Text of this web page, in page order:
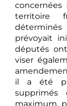
territoire
prévoyait
députés
viser
il a été
maximum,